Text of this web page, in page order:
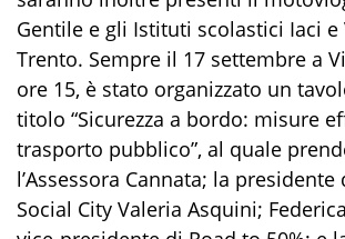
Gentile e gli Istituti scolastici Iaci e
Trento. Sempre il 17 settembre a
ore 15, è stato organizzato un
titolo “Sicurezza a bordo: misure
trasporto pubblico”, al quale
l’Assessora Cannata; la presidente
Social City Valeria Asquini;